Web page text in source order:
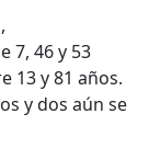
,
7, 46 y 53
13 y 81 años.
y dos aún se